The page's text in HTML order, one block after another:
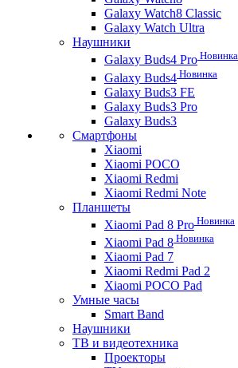
Galaxy Watch8 Classic
Galaxy Watch Ultra
Наушники
Galaxy Buds4 Pro Новинка
Galaxy Buds4 Новинка
Galaxy Buds3 FE
Galaxy Buds3 Pro
Galaxy Buds3
Смартфоны
Xiaomi
Xiaomi POCO
Xiaomi Redmi
Xiaomi Redmi Note
Планшеты
Xiaomi Pad 8 Pro Новинка
Xiaomi Pad 8 Новинка
Xiaomi Pad 7
Xiaomi Redmi Pad 2
Xiaomi POCO Pad
Умные часы
Smart Band
Наушники
ТВ и видеотехника
Проекторы